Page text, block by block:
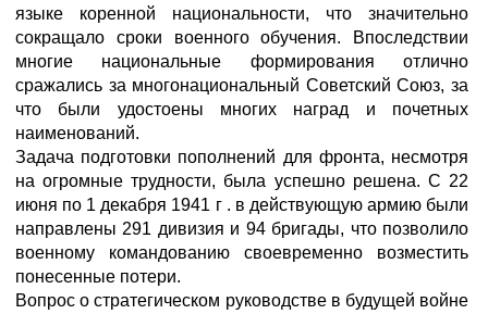
языке коренной национальности, что значительно
сокращало сроки военного обучения. Впоследствии
многие национальные формирования отлично
сражались за многонациональный Советский Союз, за
что были удостоены многих наград и почетных
наименований.
Задача подготовки пополнений для фронта, несмотря
на огромные трудности, была успешно решена. С 22
июня по 1 декабря 1941 г . в действующую армию были
направлены 291 дивизия и 94 бригады, что позволило
военному командованию своевременно возместить
понесенные потери.
Вопрос о стратегическом руководстве в будущей войне